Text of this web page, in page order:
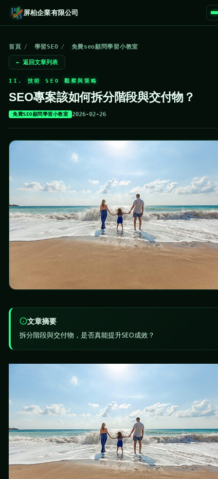
屏柏企業有限公司
首頁 / 學習SEO / 免費seo顧問學習小教室
← 返回文章列表
II. 技術 SEO 觀察與策略
SEO專案該如何拆分階段與交付物？
免費SEO顧問學習小教室 2026-02-26
文章摘要
拆分階段與交付物，是否真能提升SEO成效？